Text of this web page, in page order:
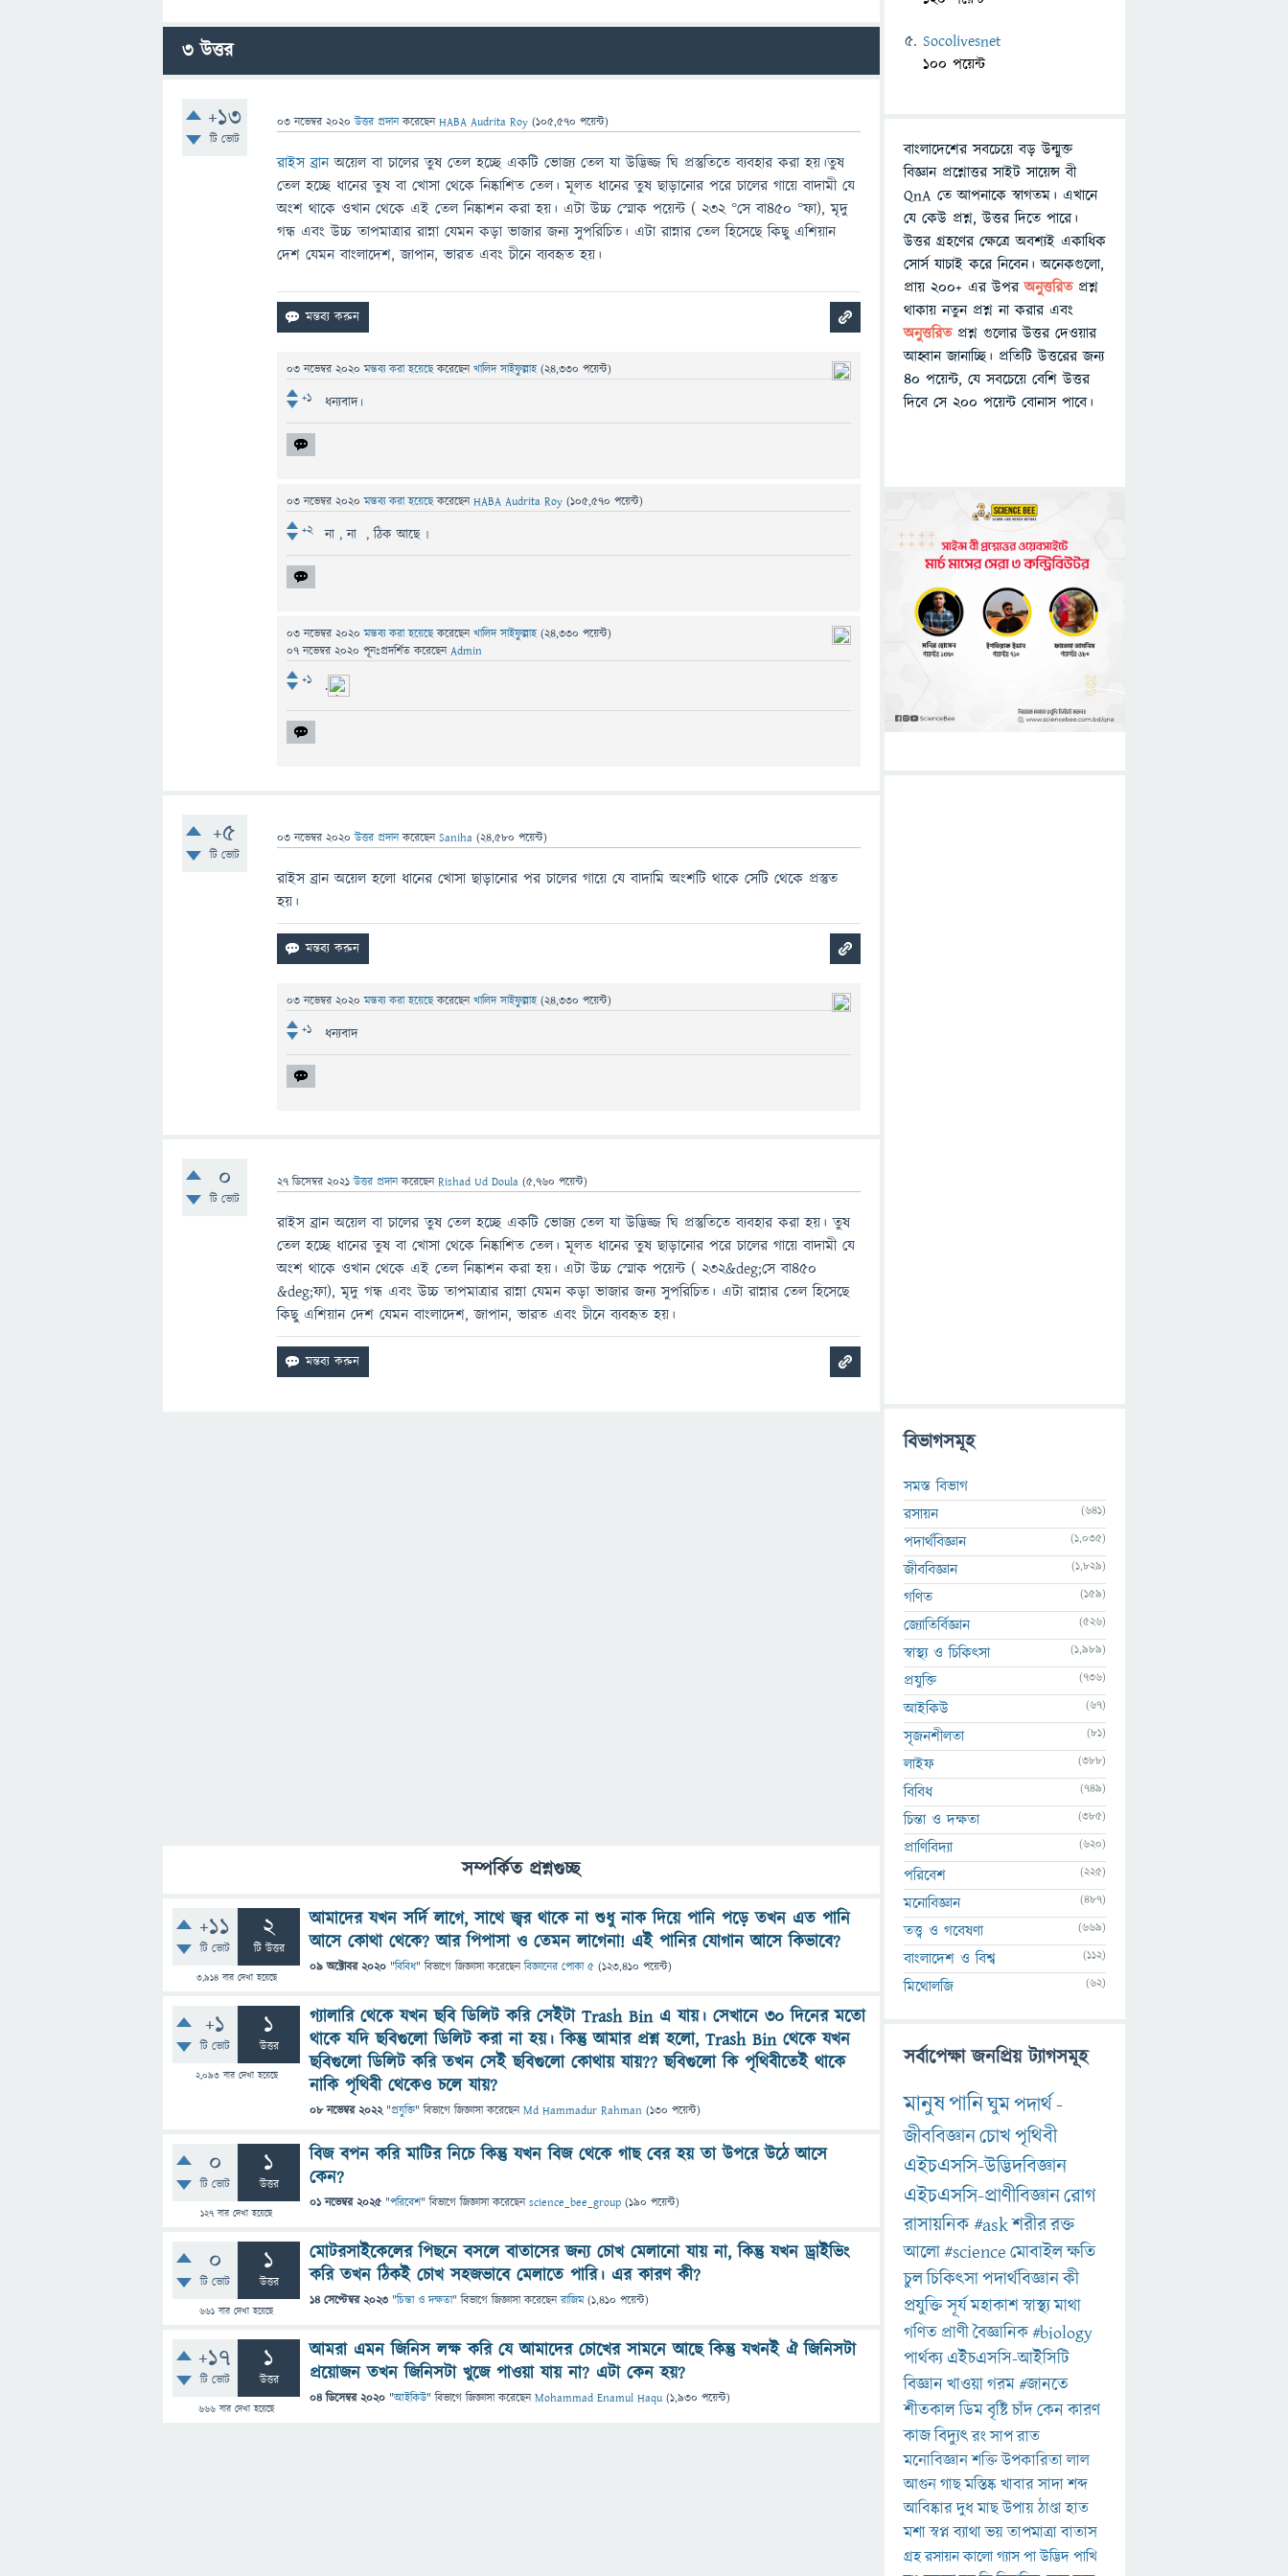
3উত্তর
+13
টি ভোট
03 নভেম্বর 2020 উত্তর প্রদান করেছেনHABA Audrita Roy (105,570 পয়েন্ট)
রাইস ব্রানঅয়েল বা চালের তুষ তেল হচ্ছে একটি ভোজ্য তেল যা উদ্ভিজ্জ ঘি প্রস্তুতিতে ব্যবহার করা হয়।তুষ
তেল হচ্ছে ধানের তুষ বা খোসা থেকে নিষ্কাশিত তেল। মূলত ধানের তুষ ছাড়ানোর পরে চালের গায়ে বাদামী যে
অংশ থাকে ওখান থেকে এই তেল নিষ্কাশন করা হয়। এটা উচ্চ স্মোক পয়েন্ট ( ২৩২ °সে বা৪৫০ °ফা), মৃদু
গন্ধ এবং উচ্চ তাপমাত্রার রান্না যেমন কড়া ভাজার জন্য সুপরিচিত। এটা রান্নার তেল হিসেছে কিছু এশিয়ান
দেশ যেমন বাংলাদেশ, জাপান, ভারত এবং চীনে ব্যবহৃত হয়।
03 নভেম্বর 2020 মন্তব্য করা হয়েছেকরেছেনখালিদ সাইফুল্লাহ (24,330 পয়েন্ট)
+1 ধন্যবাদ।
03 নভেম্বর 2020 মন্তব্য করা হয়েছেকরেছেনHABA Audrita Roy (105,570 পয়েন্ট)
+2 না , না , ঠিক আছে ৷
03 নভেম্বর 2020 মন্তব্য করা হয়েছেকরেছেনখালিদ সাইফুল্লাহ (24,330 পয়েন্ট)
07 নভেম্বর 2020 পূনঃপ্রদর্শিত করেছেনAdmin
+1 .
+5
টি ভোট
03 নভেম্বর 2020 উত্তর প্রদান করেছেনSaniha (24,580 পয়েন্ট)
রাইস ব্রান অয়েল হলো ধানের খোসা ছাড়ানোর পর চালের গায়ে যে বাদামি অংশটি থাকে সেটি থেকে প্রস্তুত
হয়।
03 নভেম্বর 2020 মন্তব্য করা হয়েছেকরেছেনখালিদ সাইফুল্লাহ (24,330 পয়েন্ট)
+1 ধন্যবাদ
0
টি ভোট
27 ডিসেম্বর 2021 উত্তর প্রদান করেছেনRishad Ud Doula (5,760 পয়েন্ট)
রাইস ব্রান অয়েল বা চালের তুষ তেল হচ্ছে একটি ভোজ্য তেল যা উদ্ভিজ্জ ঘি প্রস্তুতিতে ব্যবহার করা হয়। তুষ
তেল হচ্ছে ধানের তুষ বা খোসা থেকে নিষ্কাশিত তেল। মূলত ধানের তুষ ছাড়ানোর পরে চালের গায়ে বাদামী যে
অংশ থাকে ওখান থেকে এই তেল নিষ্কাশন করা হয়। এটা উচ্চ স্মোক পয়েন্ট ( ২৩২&deg;সে বা৪৫০
&deg;ফা), মৃদু গন্ধ এবং উচ্চ তাপমাত্রার রান্না যেমন কড়া ভাজার জন্য সুপরিচিত। এটা রান্নার তেল হিসেছে
কিছু এশিয়ান দেশ যেমন বাংলাদেশ, জাপান, ভারত এবং চীনে ব্যবহৃত হয়।
সম্পর্কিত প্রশ্নগুচ্ছ
+11
টি ভোট
2
টি উত্তর
3,914বার দেখা হয়েছে
আমাদের যখন সর্দি লাগে, সাথে জ্বর থাকে না শুধু নাক দিয়ে পানি পড়ে তখন এত পানি
আসে কোথা থেকে? আর পিপাসা ও তেমন লাগেনা! এই পানির যোগান আসে কিভাবে?
09 অক্টোবর 2020 "বিবিধ" বিভাগে জিজ্ঞাসাকরেছেনবিজ্ঞানের পোকা ৫ (123,410 পয়েন্ট)
+1
টি ভোট
1
উত্তর
2,093বার দেখা হয়েছে
গ্যালারি থেকে যখন ছবি ডিলিট করি সেইটা Trash Bin এ যায়। সেখানে ৩০ দিনের মতো
থাকে যদি ছবিগুলো ডিলিট করা না হয়। কিন্তু আমার প্রশ্ন হলো, Trash Bin থেকে যখন
ছবিগুলো ডিলিট করি তখন সেই ছবিগুলো কোথায় যায়?? ছবিগুলো কি পৃথিবীতেই থাকে
নাকি পৃথিবী থেকেও চলে যায়?
08 নভেম্বর 2022 "প্রযুক্তি" বিভাগে জিজ্ঞাসাকরেছেনMd Hammadur Rahman (130 পয়েন্ট)
0
টি ভোট
1
উত্তর
127 বার দেখা হয়েছে
বিজ বপন করি মাটির নিচে কিন্তু যখন বিজ থেকে গাছ বের হয় তা উপরে উঠে আসে
কেন?
01 নভেম্বর 2025 "পরিবেশ" বিভাগে জিজ্ঞাসাকরেছেনscience_bee_group (190 পয়েন্ট)
0
টি ভোট
1
উত্তর
661 বার দেখা হয়েছে
মোটরসাইকেলের পিছনে বসলে বাতাসের জন্য চোখ মেলানো যায় না, কিন্তু যখন ড্রাইভিং
করি তখন ঠিকই চোখ সহজভাবে মেলাতে পারি। এর কারণ কী?
14 সেপ্টেম্বর 2023 "চিন্তা ও দক্ষতা" বিভাগে জিজ্ঞাসাকরেছেনরাজিম (1,410 পয়েন্ট)
+17
টি ভোট
1
উত্তর
666 বার দেখা হয়েছে
আমরা এমন জিনিস লক্ষ করি যে আমাদের চোখের সামনে আছে কিন্তু যখনই ঐ জিনিসটা
প্রয়োজন তখন জিনিসটা খুজে পাওয়া যায় না? এটা কেন হয়?
04 ডিসেম্বর 2020 "আইকিউ" বিভাগে জিজ্ঞাসাকরেছেনMohammad Enamul Haqu (1,930 পয়েন্ট)
Socolivesnet
100 পয়েন্ট
বাংলাদেশের সবচেয়ে বড় উন্মুক্ত
বিজ্ঞান প্রশ্নোত্তর সাইট সায়েন্স বী
QnA তে আপনাকে স্বাগতম। এখানে
যে কেউ প্রশ্ন, উত্তর দিতে পারে।
উত্তর গ্রহণের ক্ষেত্রে অবশ্যই একাধিক
সোর্স যাচাই করে নিবেন। অনেকগুলো,
প্রায় ২০০+ এর উপরঅনুত্তরিতপ্রশ্ন
থাকায় নতুন প্রশ্ন না করার এবং
অনুত্তরিত প্রশ্ন গুলোর উত্তর দেওয়ার
আহ্বান জানাচ্ছি। প্রতিটি উত্তরের জন্য
৪০ পয়েন্ট, যে সবচেয়ে বেশি উত্তর
দিবে সে ২০০ পয়েন্ট বোনাস পাবে।
বিভাগসমূহ
সমস্ত বিভাগ
রসায়ন
(641)
পদার্থবিজ্ঞান (1,035)
জীববিজ্ঞান (1,829)
গণিত (159)
জ্যোতির্বিজ্ঞান (526)
স্বাস্থ্য ও চিকিৎসা (1,989)
প্রযুক্তি (736)
আইকিউ (67)
সৃজনশীলতা (81)
লাইফ (388)
বিবিধ (749)
চিন্তা ও দক্ষতা (385)
প্রাণিবিদ্যা (620)
পরিবেশ (225)
মনোবিজ্ঞান (487)
তত্ত্ব ও গবেষণা (669)
বাংলাদেশ ও বিশ্ব (112)
মিথোলজি (62)
সর্বাপেক্ষা জনপ্রিয় ট্যাগসমূহ
মানুষপানিঘুমপদার্থ-
জীববিজ্ঞানচোখপৃথিবী
এইচএসসি-উদ্ভিদবিজ্ঞান
এইচএসসি-প্রাণীবিজ্ঞানরোগ
রাসায়নিক#askশরীররক্ত
আলো#scienceমোবাইলক্ষতি
চুলচিকিৎসাপদার্থবিজ্ঞানকী
প্রযুক্তিসূর্যমহাকাশস্বাস্থ্যমাথা
গণিত প্রাণীবৈজ্ঞানিক#biology
পার্থক্য এইচএসসি-আইসিটি
বিজ্ঞানখাওয়াগরম#জানতে
শীতকালডিমবৃষ্টিচাঁদকেনকারণ
কাজবিদ্যুৎরংসাপরাত
মনোবিজ্ঞানশক্তিউপকারিতালাল
আগুনগাছমস্তিষ্কখাবারসাদাশব্দ
আবিষ্কারদুধমাছউপায়ঠাণ্ডাহাত
মশাস্বপ্নব্যাথাভয়তাপমাত্রাবাতাস
গ্রহরসায়নকালোগ্যাসপাউদ্ভিদপাখি